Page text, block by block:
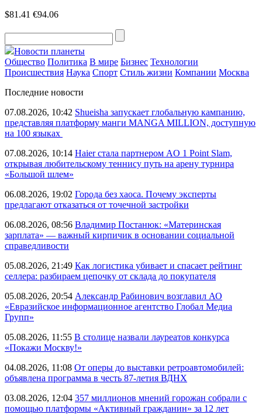
$81.41 €94.06
Новости планеты
Общество Политика В мире Бизнес Технологии
Происшествия Наука Спорт Стиль жизни Компании Москва
Последние новости
07.08.2026, 10:42 Shueisha запускает глобальную кампанию,
представляя платформу манги MANGA MILLION, доступную
на 100 языках
07.08.2026, 10:14 Haier стала партнером AO 1 Point Slam,
открывая любительскому теннису путь на арену турнира
«Большой шлем»
06.08.2026, 19:02 Города без хаоса. Почему эксперты
предлагают отказаться от точечной застройки
06.08.2026, 08:56 Владимир Постанюк: «Материнская
зарплата» — важный кирпичик в основании социальной
справедливости
05.08.2026, 21:49 Как логистика убивает и спасает рейтинг
селлера: разбираем цепочку от склада до покупателя
05.08.2026, 20:54 Александр Рабинович возглавил АО
«Евразийское информационное агентство Глобал Медиа
Групп»
05.08.2026, 11:55 В столице назвали лауреатов конкурса
«Покажи Москву!»
04.08.2026, 11:08 От оперы до выставки ретроавтомобилей:
объявлена программа в честь 87-летия ВДНХ
03.08.2026, 12:04 357 миллионов мнений горожан собрали с
помощью платформы «Активный гражданин» за 12 лет